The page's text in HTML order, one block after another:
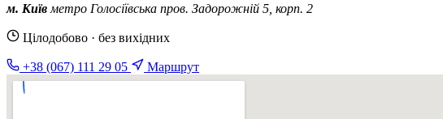
м. Київ метро Голосіївська пров. Задорожній 5, корп. 2
Цілодобово · без вихідних
+38 (067) 111 29 05 Маршрут